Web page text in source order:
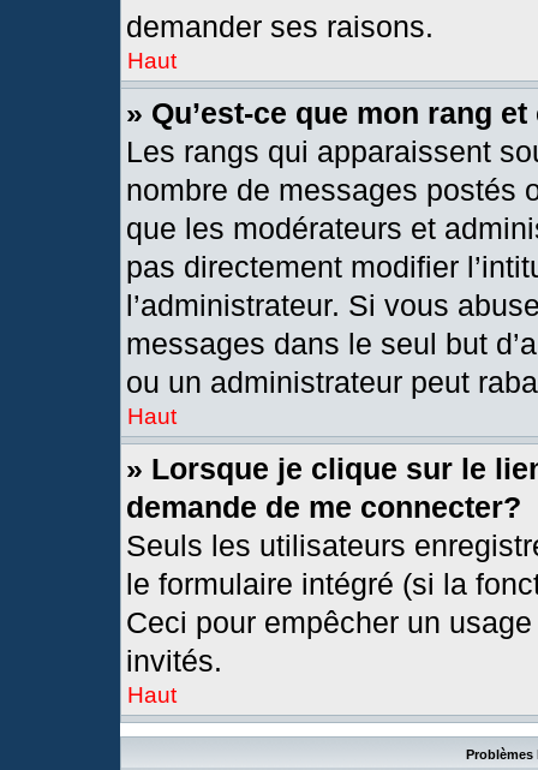
demander ses raisons.
Haut
» Qu’est-ce que mon rang
Les rangs qui apparaissent
nombre de messages postés
que les modérateurs et
pas directement modifier
l’administrateur. Si vous
messages dans le seul but
ou un administrateur peut
Haut
» Lorsque je clique sur le
demande de me connecter?
Seuls les utilisateurs
le formulaire intégré (si la
Ceci pour empêcher un
invités.
Haut
Problèmes